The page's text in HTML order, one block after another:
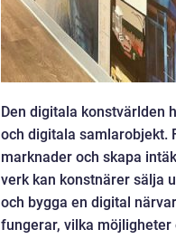
Den digitala konstvärlden
och digitala samlarobjekt.
marknader och skapa
verk kan konstnärer sälja
och bygga en digital
fungerar, vilka